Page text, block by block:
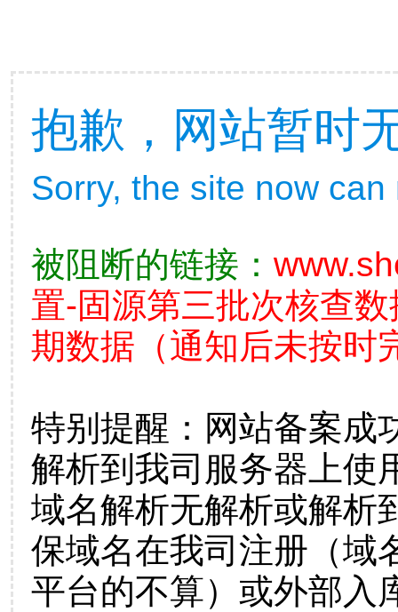
抱歉，网站暂时
Sorry, the site now
被阻断的链接：
置-固源第三批次核查
期数据（通知后未按时
特别提醒：网站备案成
解析到我司服务器上使
域名解析无解析或解析
保域名在我司注册（域
平台的不算）或外部入